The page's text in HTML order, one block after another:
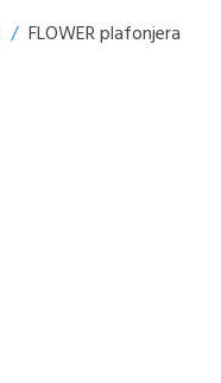
/ FLOWER plafonjera